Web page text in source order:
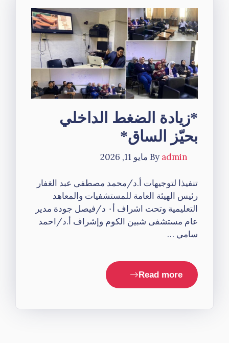
*زيادة الضغط الداخلي
بحيّز الساق*
By admin مايو 11, 2026
تنفيذا لتوجيهات أ.د/محمد مصطفى عبد الغفار
رئيس الهيئة العامة للمستشفيات والمعاهد
التعليمية وتحت اشراف أ٠ د/فيصل جودة مدير
عام مستشفى شبين الكوم وإشراف أ.د/احمد
سامي …
Read more